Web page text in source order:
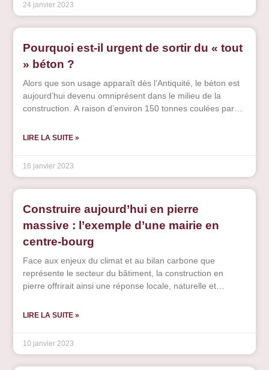
murs et de 7 à 10 % par les planchers bas.
24 janvier 2023
Pourquoi est-il urgent de sortir du « tout
» béton ?
Alors que son usage apparaît dès l’Antiquité, le béton est
aujourd’hui devenu omniprésent dans le milieu de la
construction. A raison d’environ 150 tonnes coulées par
la 2ème substance la plus consommée au monde, juste
résistance, facilité et rapidité de mise en œuvre.
pour inconvénient majeur d’impacter considérablement
l’environnement sur de nombreux aspects.
LIRE LA SUITE »
16 janvier 2023
Construire aujourd’hui en pierre
massive : l’exemple d’une mairie en
centre-bourg
Face aux enjeux du climat et au bilan carbone que
représente le secteur du bâtiment, la construction en
pierre offrirait ainsi une réponse locale, naturelle et
s’accorde en effet avec la proximité des gisements.
LIRE LA SUITE »
10 janvier 2023